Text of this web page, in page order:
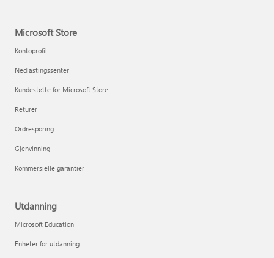
Microsoft Store
Kontoprofil
Nedlastingssenter
Kundestøtte for Microsoft Store
Returer
Ordresporing
Gjenvinning
Kommersielle garantier
Utdanning
Microsoft Education
Enheter for utdanning